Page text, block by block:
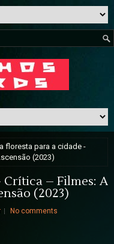
floresta para a cidade -
(2023)
– Filmes: A
(2023)
No comments